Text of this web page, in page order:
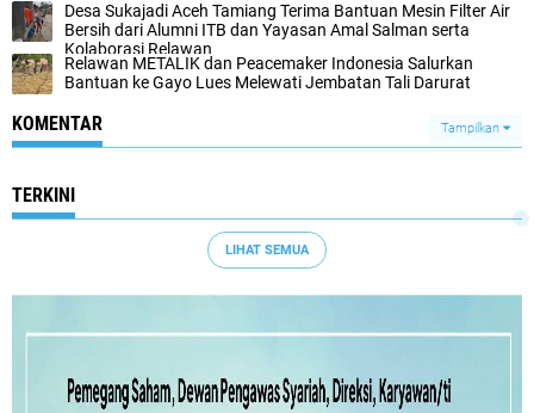
Desa Sukajadi Aceh Tamiang Terima Bantuan Mesin Filter Air
Bersih dari Alumni ITB dan Yayasan Amal Salman serta
Kolaborasi Relawan
Relawan METALIK dan Peacemaker Indonesia Salurkan
Bantuan ke Gayo Lues Melewati Jembatan Tali Darurat
KOMENTAR Tampilkan
TERKINI
LIHAT SEMUA